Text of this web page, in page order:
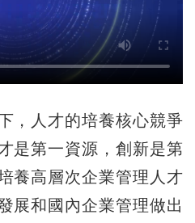
人才的培養核心競爭
是第一資源，創新是第
養高層次企業管理人才
展和國內企業管理做出